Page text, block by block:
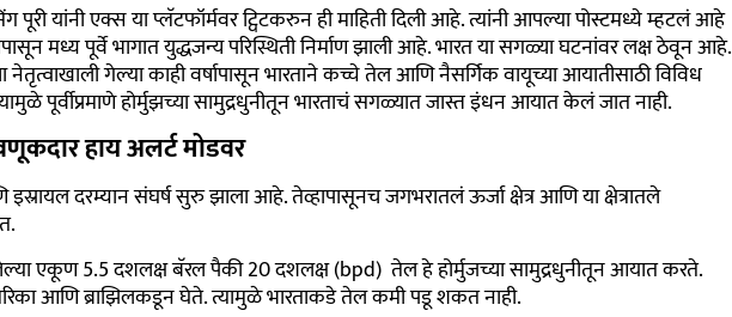
पूरी यांनी एक्स या प्लॅटफॉर्मवर ट्विटकरुन ही माहिती दिली आहे. त्यांनी आपल्या पोस्टमध्ये म्हटलं आहे
मध्य पूर्वे भागात युद्धजन्य परिस्थिती निर्माण झाली आहे. भारत या सगळ्या घटनांवर लक्ष ठेवून आहे.
नेतृत्वाखाली गेल्या काही वर्षापासून भारताने कच्चे तेल आणि नैसर्गिक वायूच्या आयातीसाठी विविध
पूर्वीप्रमाणे होर्मुझच्या सामुद्रधुनीतून भारताचं सगळ्यात जास्त इंधन आयात केलं जात नाही.
हाय अलर्ट मोडवर
दरम्यान संघर्ष सुरु झाला आहे. तेव्हापासूनच जगभरातलं ऊर्जा क्षेत्र आणि या क्षेत्रातले
एकूण 5.5 दशलक्ष बॅरल पैकी 20 दशलक्ष (bpd) तेल हे होर्मुजच्या सामुद्रधुनीतून आयात करते.
आणि ब्राझिलकडून घेते. त्यामुळे भारताकडे तेल कमी पडू शकत नाही.